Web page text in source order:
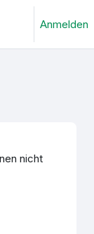
Anmelden
nicht